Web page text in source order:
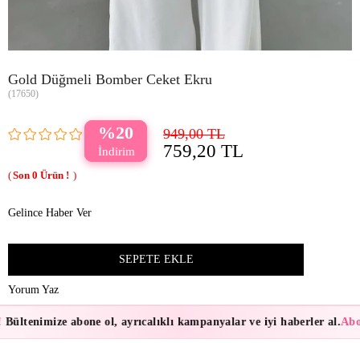
Gold Düğmeli Bomber Ceket Ekru
(17650)
20 949,00 TL
759,20 TL
0
Gelince Haber Ver
Yorum Yaz
Bültenimize abone ol, ayrıcalıklı kampanyalar ve iyi haberler al.